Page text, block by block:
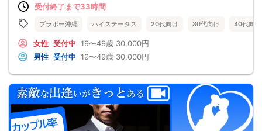
受付終了まで33時間
ブラボー沖縄 ハイステータス 20代向け 30代向け 40代向け
女性 受付中 19〜49歳 30,000円
男性 受付中 19〜49歳 30,000円